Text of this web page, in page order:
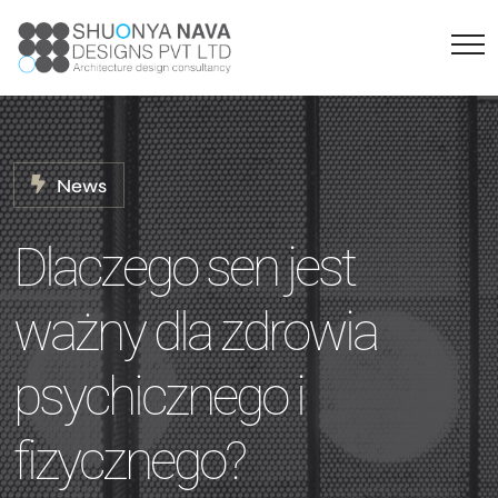
News
Dlaczego sen jest
ważny dla zdrowia
psychicznego i
fizycznego?